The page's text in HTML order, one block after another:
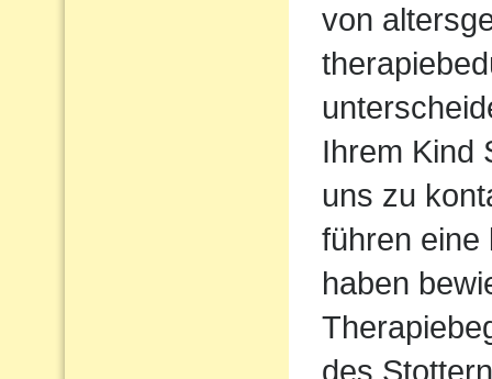
von
Ihrem Kind
uns zu
führen eine
haben
des